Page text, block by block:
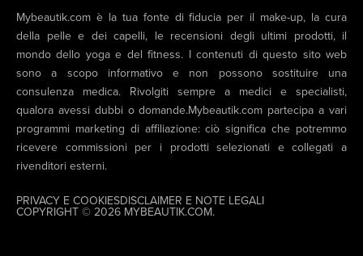
Mybeautik.com è la tua fonte di fiducia per il make-up, la cura
della pelle e dei capelli, le recensioni degli ultimi prodotti, il
mondo dello yoga e del fitness. I contenuti di questo sito web
sono a scopo informativo e non possono sostituire una
consulenza medica. Rivolgiti sempre a medici e specialisti,
qualora avessi dubbi o domande.Mybeautik.com partecipa a vari
programmi marketing di affiliazione: ciò significa che potremmo
ricevere commissioni per i prodotti selezionati e collegati a
rivenditori esterni.
PRIVACY E COOKIESDISCLAIMER E NOTE LEGALI
COPYRIGHT © 2026 MYBEAUTIK.COM.